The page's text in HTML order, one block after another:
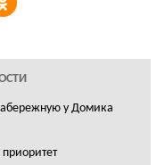
у Домика